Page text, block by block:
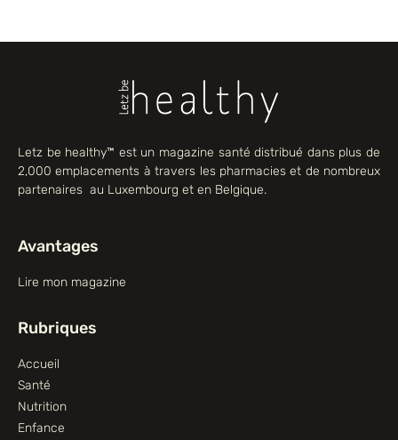
Letz be healthy™ est un magazine santé distribué dans plus de
2,000 emplacements à travers les pharmacies et de nombreux
partenaires au Luxembourg et en Belgique.
Avantages
Lire mon magazine
Rubriques
Accueil
Santé
Nutrition
Enfance